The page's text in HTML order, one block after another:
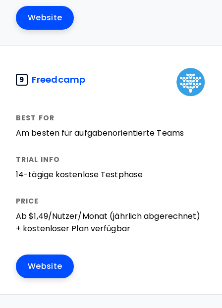
Website
9 Freedcamp
Am besten für aufgabenorientierte Teams
14-tägige kostenlose Testphase
Ab $1,49/Nutzer/Monat (jährlich abgerechnet)
+ kostenloser Plan verfügbar
Website